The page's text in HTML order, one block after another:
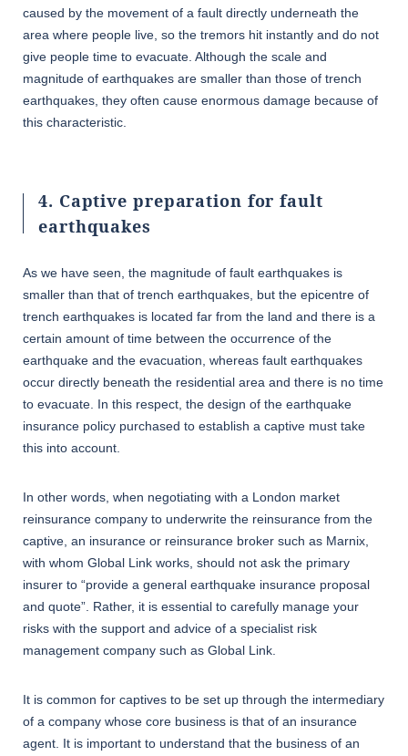
caused by the movement of a fault directly underneath the
area where people live, so the tremors hit instantly and do not
give people time to evacuate. Although the scale and
magnitude of earthquakes are smaller than those of trench
earthquakes, they often cause enormous damage because of
this characteristic.
4. Captive preparation for fault
earthquakes
As we have seen, the magnitude of fault earthquakes is
smaller than that of trench earthquakes, but the epicentre of
trench earthquakes is located far from the land and there is a
certain amount of time between the occurrence of the
earthquake and the evacuation, whereas fault earthquakes
occur directly beneath the residential area and there is no time
to evacuate. In this respect, the design of the earthquake
insurance policy purchased to establish a captive must take
this into account.
In other words, when negotiating with a London market
reinsurance company to underwrite the reinsurance from the
captive, an insurance or reinsurance broker such as Marnix,
with whom Global Link works, should not ask the primary
insurer to “provide a general earthquake insurance proposal
and quote”. Rather, it is essential to carefully manage your
risks with the support and advice of a specialist risk
management company such as Global Link.
It is common for captives to be set up through the intermediary
of a company whose core business is that of an insurance
agent. It is important to understand that the business of an